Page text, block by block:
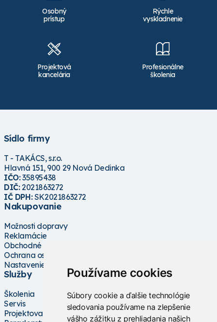
Používame cookies
Súbory cookie a ďalšie technológie
sledovania používame na zlepšenie
vášho zážitku z prehliadania našich
Osobný
prístup
Rýchle
vyskladnenie
Projektová
kancelária
Profesionálne
školenia
Sídlo firmy
T - TAKÁCS, s.r.o.
Hlavná 151, 900 29 Nová Dedinka
IČO:35895438
DIČ:2021863272
IČ DPH:SK2021863272
Nakupovanie
Možnosti dopravy
Reklamácie
Obchodné podmienky
Ochrana osobných údajov
Nastavenie cookies
Služby
Školenia
Servis
Projektovanie